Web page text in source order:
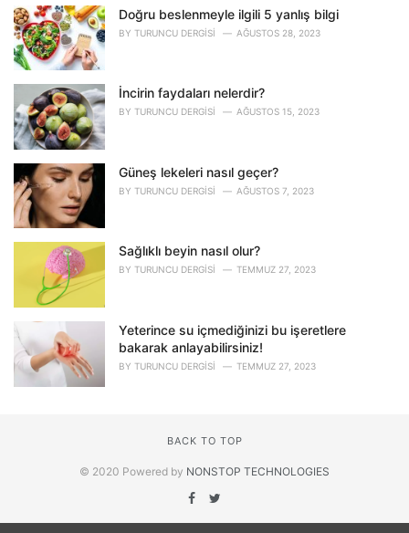
Doğru beslenmeyle ilgili 5 yanlış bilgi
BY TURUNCU DERGISI AĞUSTOS 28, 2023
İncirin faydaları nelerdir?
BY TURUNCU DERGISI AĞUSTOS 15, 2023
Güneş lekeleri nasıl geçer?
BY TURUNCU DERGISI AĞUSTOS 7, 2023
Sağlıklı beyin nasıl olur?
BY TURUNCU DERGISI TEMMUZ 27, 2023
Yeterince su içmediğinizi bu işeretlere
bakarak anlayabilirsiniz!
BY TURUNCU DERGISI TEMMUZ 27, 2023
BACK TO TOP
© 2020 Powered by NONSTOP TECHNOLOGIES